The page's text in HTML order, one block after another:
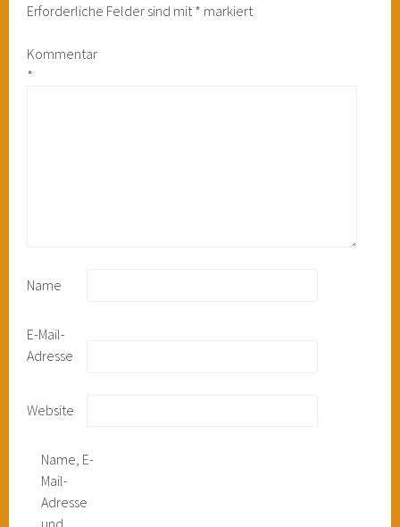
Erforderliche Felder sind mit * markiert
Kommentar
*
Name
E-Mail-
Adresse
Website
Name, E-
Mail-
Adresse